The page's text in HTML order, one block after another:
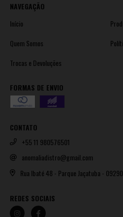
NAVEGAÇÃO
Início
Quem Somos
Trocas e Devoluções
FORMAS DE ENVIO
CONTATO
+55 11 980576501
anomaliadistro@gmail.com
Rua Ibaté 48 - Parque Jaçatuba -
REDES SOCIAIS